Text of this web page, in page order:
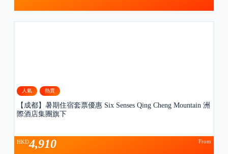
人氣 熱賣
【成都】暑期住宿套票優惠 Six Senses Qing Cheng Mountain 洲
際酒店集團旗下
From
HKD4,910